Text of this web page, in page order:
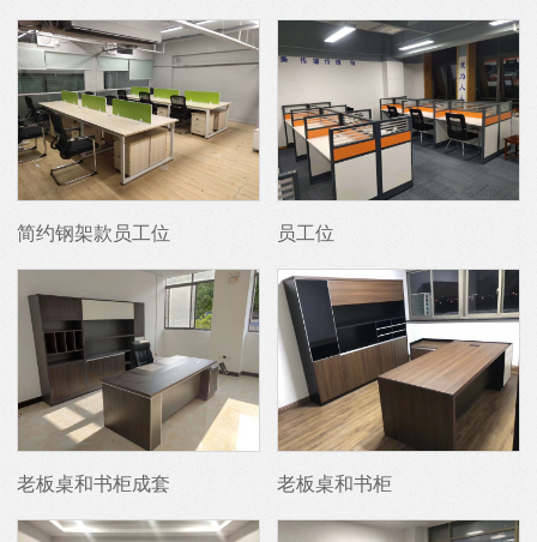
简约钢架款员工位 员工位
老板桌和书柜成套 老板桌和书柜